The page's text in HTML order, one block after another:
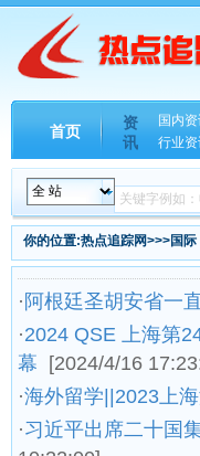
首页
资
讯
国内
行业
你的位置:热点追踪网>>>国际
·阿根廷圣胡安省一
·2024 QSE 上海第
幕 [2024/4/16
·海外留学||2023上
·习近平出席二十国